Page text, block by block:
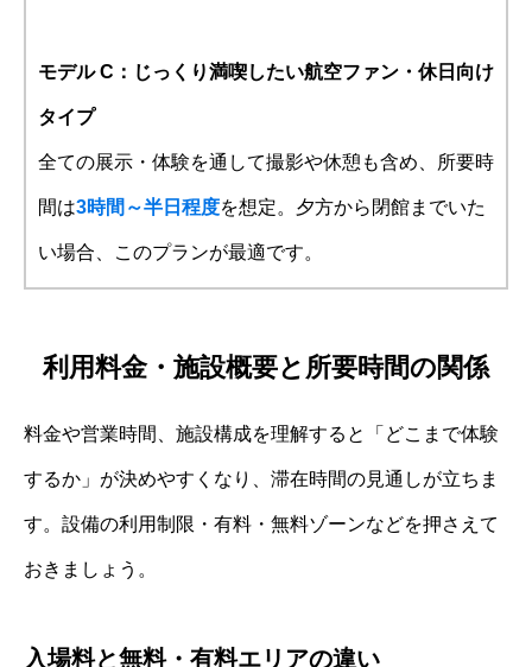
モデル C：じっくり満喫したい航空ファン・休日向け
タイプ
全ての展示・体験を通して撮影や休憩も含め、所要時
間は3時間～半日程度を想定。夕方から閉館までいた
い場合、このプランが最適です。
利用料金・施設概要と所要時間の関係
料金や営業時間、施設構成を理解すると「どこまで体験
するか」が決めやすくなり、滞在時間の見通しが立ちま
す。設備の利用制限・有料・無料ゾーンなどを押さえて
おきましょう。
入場料と無料・有料エリアの違い